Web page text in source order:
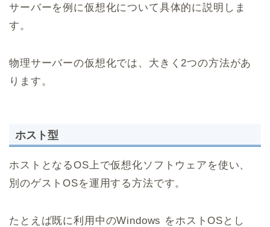
サーバーを例に仮想化について具体的に説明しま
す。
物理サーバーの仮想化では、大きく2つの方法があ
ります。
ホスト型
ホストとなるOS上で仮想化ソフトウェアを使い、
別のゲストOSを運用する方法です。
たとえば既に利用中のWindows をホストOSとし